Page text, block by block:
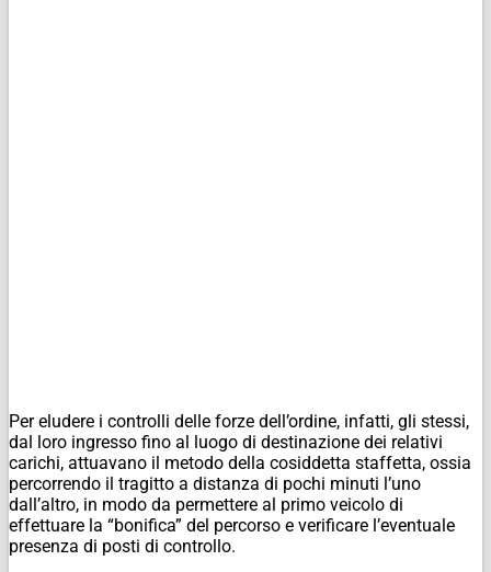
Per eludere i controlli delle forze dell’ordine, infatti, gli stessi,
dal loro ingresso fino al luogo di destinazione dei relativi
carichi, attuavano il metodo della cosiddetta staffetta, ossia
percorrendo il tragitto a distanza di pochi minuti l’uno
dall’altro, in modo da permettere al primo veicolo di
effettuare la “bonifica” del percorso e verificare l’eventuale
presenza di posti di controllo.